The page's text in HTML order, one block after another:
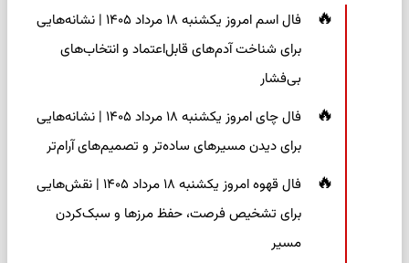
فال اسم امروز یکشنبه ۱۸ مرداد ۱۴۰۵ | نشانه‌هایی
برای شناخت آدم‌های قابل‌اعتماد و انتخاب‌های
بی‌فشار
فال چای امروز یکشنبه ۱۸ مرداد ۱۴۰۵ | نشانه‌هایی
برای دیدن مسیرهای ساده‌تر و تصمیم‌های آرام‌تر
فال قهوه امروز یکشنبه ۱۸ مرداد ۱۴۰۵ | نقش‌هایی
برای تشخیص فرصت، حفظ مرزها و سبک‌کردن
مسیر